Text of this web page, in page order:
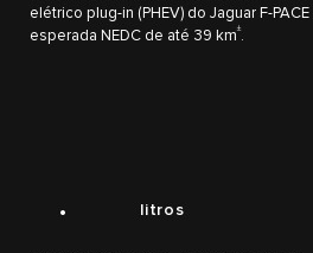
elétrico plug-in (PHEV) do Jaguar F-
esperada NEDC de até 39 km±.
.
33
1.662 litros